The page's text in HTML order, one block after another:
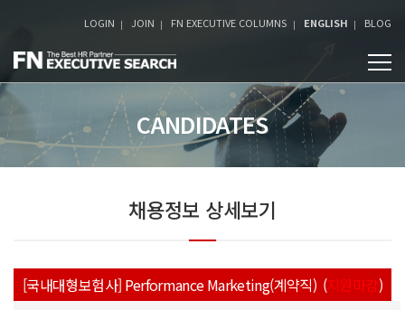
LOGIN JOIN FN EXECUTIVE COLUMNS ENGLISH BLOG
CANDIDATES
채용정보 상세보기
[국내대형보험사] Performance Marketing(계약직) (지원마감)